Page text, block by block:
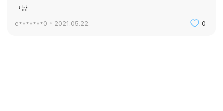
그냥
e*******0 2021.05.22. 0